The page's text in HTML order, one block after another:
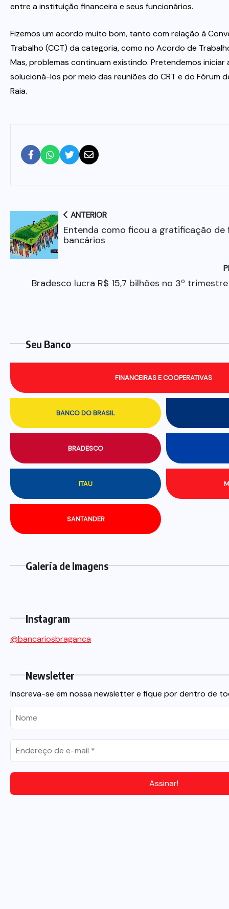
entre a instituição financeira e seus funcionários.
Fizemos um acordo muito bom, tanto com relação à
Trabalho (CCT) da categoria, como no Acordo de
Mas, problemas continuam existindo. Pretendemos iniciar
solucioná-los por meio das reuniões do CRT e do Fórum
Raia.
ANTERIOR
Entenda como ficou a gratificação de
bancários
Bradesco lucra R$ 15,7 bilhões no 3º
Seu Banco
BANCO DO BRASIL
BRADESCO
FINANCEIRAS E COOPERATIVAS
ITAU
SANTANDER
Galeria de Imagens
Instagram
@bancariosbraganca
Newsletter
Inscreva-se em nossa newsletter e fique por dentro de